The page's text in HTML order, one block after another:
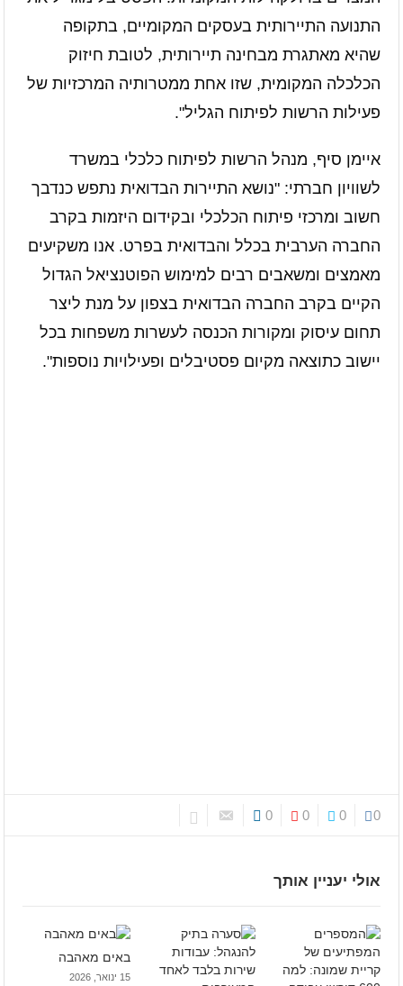
התנועה התיירותית בעסקים המקומיים, בתקופה
שהיא מאתגרת מבחינה תיירותית, לטובת חיזוק
הכלכלה המקומית, שזו אחת ממטרותיה המרכזיות של
פעילות הרשות לפיתוח הגליל".
איימן סיף, מנהל הרשות לפיתוח כלכלי במשרד
לשוויון חברתי: "נושא התיירות הבדואית נתפש כנדבך
חשוב ומרכזי פיתוח הכלכלי ובקידום היזמות בקרב
החברה הערבית בכלל והבדואית בפרט. אנו משקיעים
מאמצים ומשאבים רבים למימוש הפוטנציאל הגדול
הקיים בקרב החברה הבדואית בצפון על מנת ליצר
תחום עיסוק ומקורות הכנסה לעשרות משפחות בכל
יישוב כתוצאה מקיום פסטיבלים ופעילויות נוספות".
0
0
0
0
אולי יעניין אותך
באים מאהבה
15 ינואר, 2026